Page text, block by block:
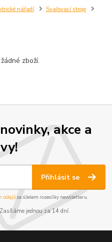
nářadí
Svařovací stroje
zboží.
akce a
Přihlásit se
údajůza účelem rozesílky newsletteru.
jednou za 14 dní.